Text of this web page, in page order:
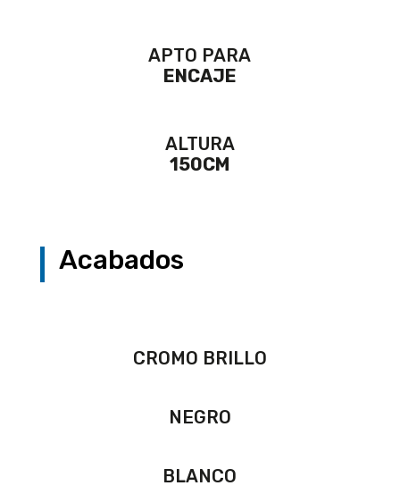
APTO PARA
ENCAJE
ALTURA
150CM
Acabados
CROMO BRILLO
NEGRO
BLANCO